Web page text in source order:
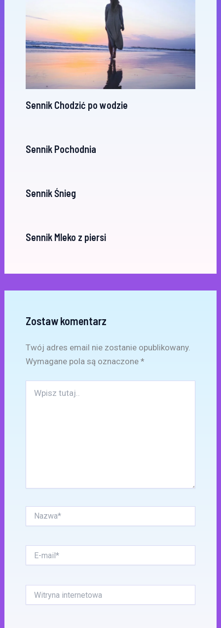
Sennik Chodzić po wodzie
Sennik Pochodnia
Sennik Śnieg
Sennik Mleko z piersi
Zostaw komentarz
Twój adres email nie zostanie opublikowany.
Wymagane pola są oznaczone *
tutaj..
mail*
internetowa